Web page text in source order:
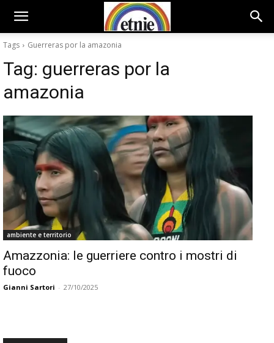
Tags Guerreras por la amazonia
Tag: guerreras por la
amazonia
ambiente e territorio
Amazzonia: le guerriere contro i mostri di
fuoco
Gianni Sartori - 27/10/2025